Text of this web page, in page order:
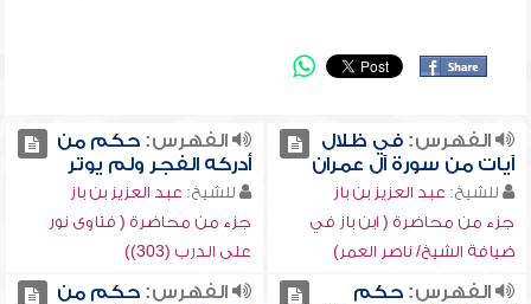
الفهرس:في ظلال
آيات من سورة آل عمران
للشيخ: عبد العزيز بن باز
جزء من محاضرة ( ابن باز في
ضيافة الشيخ/ ناصر العمر)
الفهرس:حكم من
أدركه الفجر ولم يوتر
للشيخ: عبد العزيز بن باز
جزء من محاضرة ( فتاوى نور
على الدرب (303))
الفهرس:حكم
الفهرس:حكم من